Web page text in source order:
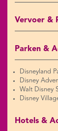
Vervoer &
Parken &
Disneyland
Disney
Walt Disney
Disney
Hotels &